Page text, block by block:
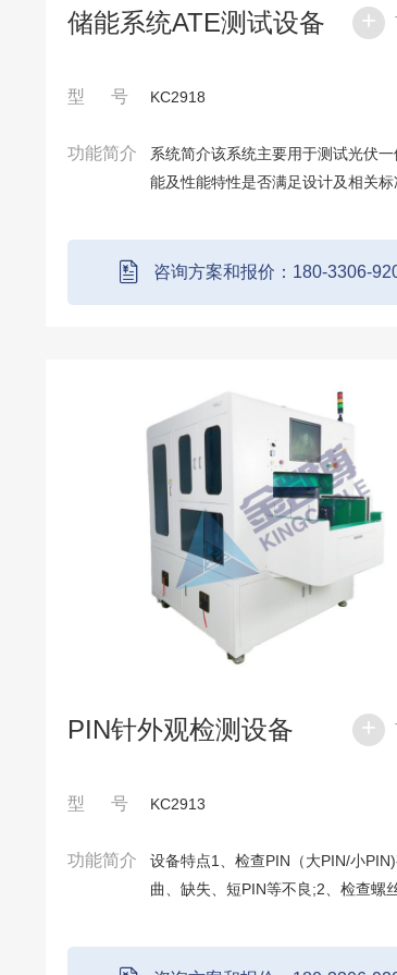
储能系统ATE测试设备
型 号 KC2918
功能简介
系统简介该系统主要用于测试光伏一
能及性能特性是否满足设计及相关标
接口，满足各种功率等级光伏一体
在整个测试过程中，系统会按照预先
咨询方案和报价：180-3306-
PIN针外观检测设备
型 号 KC2913
功能简介
设备特点1、检查PIN（大PIN/小
曲、缺失、短PIN等不良;2、检查螺
码;4、作业前扫描QR并保存记录,每